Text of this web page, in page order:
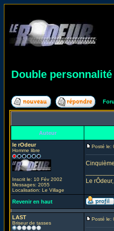
Double
Auteur
le rOdeur
Homme libre
Inscrit le: 10 Fév 2002
Messages: 2055
Localisation: Le Village
Posté le:
Le
Revenir en haut
LAST
Briseur de tasses
Posté le: